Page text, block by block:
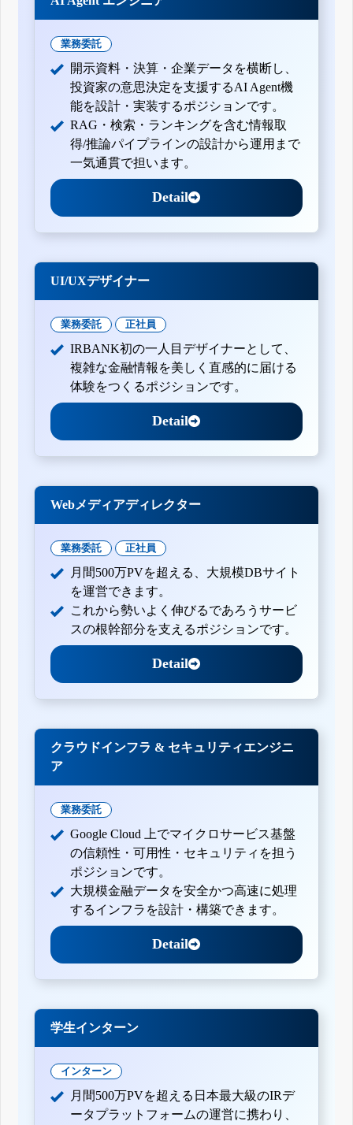
業務委託
開示資料・決算・企業データを横断し、
投資家の意思決定を支援するAI Agent機
能を設計・実装するポジションです。
RAG・検索・ランキングを含む情報取
得/推論パイプラインの設計から運用まで
一気通貫で担います。
Detail
UI/UXデザイナー
業務委託 正社員
IRBANK初の一人目デザイナーとして、
複雑な金融情報を美しく直感的に届ける
体験をつくるポジションです。
Detail
Webメディアディレクター
業務委託 正社員
月間500万PVを超える、大規模DBサイト
を運営できます。
これから勢いよく伸びるであろうサービ
スの根幹部分を支えるポジションです。
Detail
クラウドインフラ & セキュリティエンジニ
ア
業務委託
Google Cloud 上でマイクロサービス基盤
の信頼性・可用性・セキュリティを担う
ポジションです。
大規模金融データを安全かつ高速に処理
するインフラを設計・構築できます。
Detail
学生インターン
インターン
月間500万PVを超える日本最大級のIRデ
ータプラットフォームの運営に携わり、